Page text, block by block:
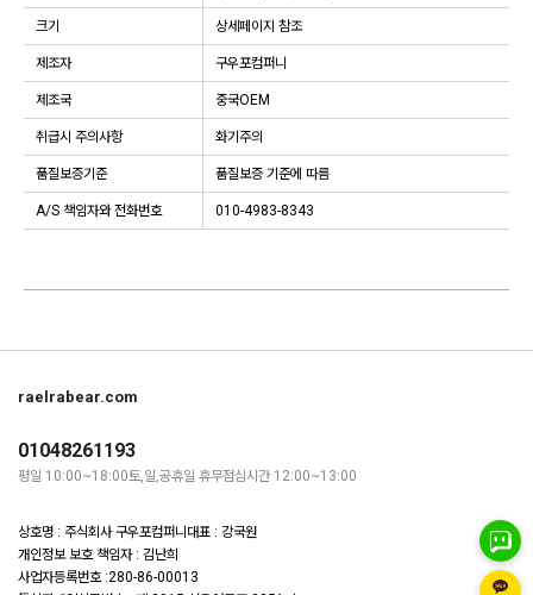
크기 상세페이지 참조
제조자 구우포컴퍼니
제조국 중국OEM
취급시 주의사항 화기주의
품질보증기준 품질보증 기준에 따름
A/S 책임자와 전화번호 010-4983-8343
raelrabear.com
01048261193
평일 10:00~18:00토,일,공휴일 휴무점심시간 12:00~13:00
상호명 : 주식회사 구우포컴퍼니 대표 : 강국원
개인정보 보호 책임자 : 김난희
사업자등록번호 :280-86-00013